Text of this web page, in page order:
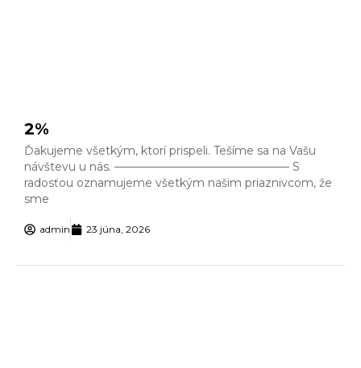
2%
Ďakujeme všetkým, ktorí prispeli. Tešíme sa na Vašu
návštevu u nás. ———————————————– S
radosťou oznamujeme všetkým našim priaznivcom, že
sme
admin 23 júna, 2026